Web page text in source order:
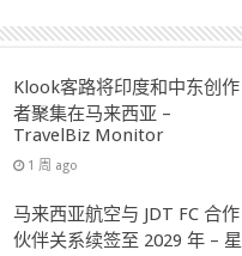
Klook客路将印度和中东创作
者聚集在马来西亚 –
TravelBiz Monitor
1 周 ago
马来西亚航空与 JDT FC 合作
伙伴关系续签至 2029 年 – 星